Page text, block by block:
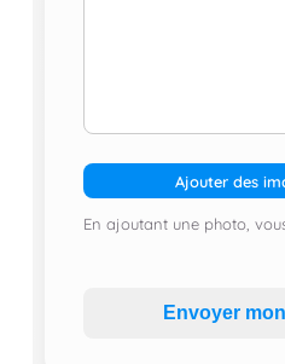
Ajouter des
En ajoutant une photo,
Envoyer